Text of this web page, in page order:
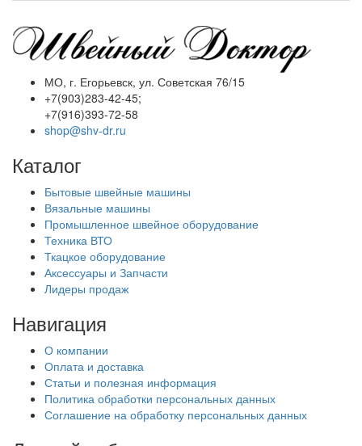
МО, г. Егорьевск, ул. Советская 76/15
+7(903)283-42-45;
+7(916)393-72-58
shop@shv-dr.ru
Каталог
Бытовые швейные машины
Вязальные машины
Промышленное швейное оборудование
Техника ВТО
Ткацкое оборудование
Аксессуары и Запчасти
Лидеры продаж
Навигация
О компании
Оплата и доставка
Статьи и полезная информация
Политика обработки персональных данных
Соглашение на обработку персональных данных